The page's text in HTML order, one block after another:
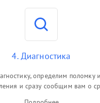
4. Диагностика
определим поломку
и сразу сообщим вам о